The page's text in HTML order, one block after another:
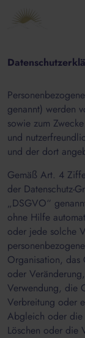
genannt) werden
sowie zum
und
und der dort
Gemäß Art. 4
der Datenschutz-
„DSGVO“
ohne Hilfe
oder jede solche
Organisation, das
oder
Verwendung, die
Verbreitung oder
Abgleich oder die
Löschen oder die